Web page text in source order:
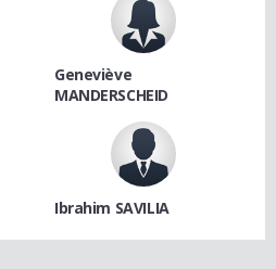
Geneviève
MANDERSCHEID
Ibrahim SAVILIA